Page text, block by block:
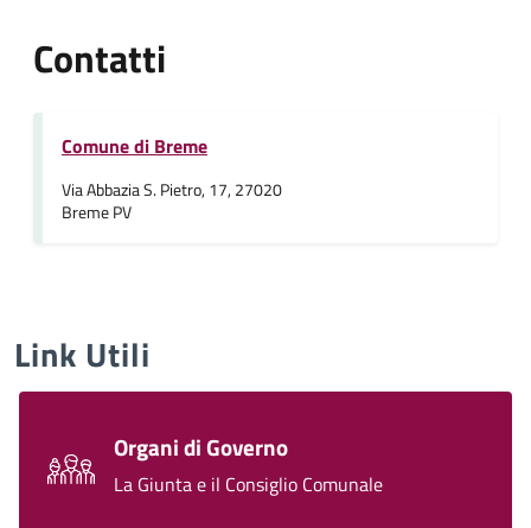
Contatti
Comune di Breme
Via Abbazia S. Pietro, 17, 27020
Breme PV
Link Utili
Organi di Governo
La Giunta e il Consiglio Comunale